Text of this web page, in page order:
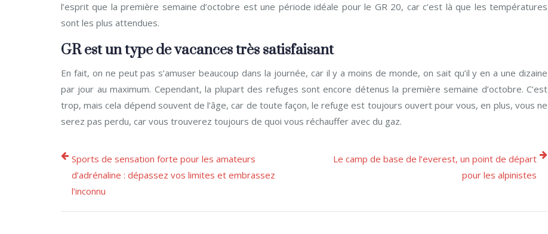
l’esprit que la première semaine d’octobre est une période idéale pour le GR 20, car c’est là que les températures
sont les plus attendues.
GR est un type de vacances très satisfaisant
En fait, on ne peut pas s’amuser beaucoup dans la journée, car il y a moins de monde, on sait qu’il y en a une dizaine
par jour au maximum. Cependant, la plupart des refuges sont encore détenus la première semaine d’octobre. C’est
trop, mais cela dépend souvent de l’âge, car de toute façon, le refuge est toujours ouvert pour vous, en plus, vous ne
serez pas perdu, car vous trouverez toujours de quoi vous réchauffer avec du gaz.
Sports de sensation forte pour les amateurs
d’adrénaline : dépassez vos limites et embrassez
l’inconnu
Le camp de base de l’everest, un point de départ
pour les alpinistes